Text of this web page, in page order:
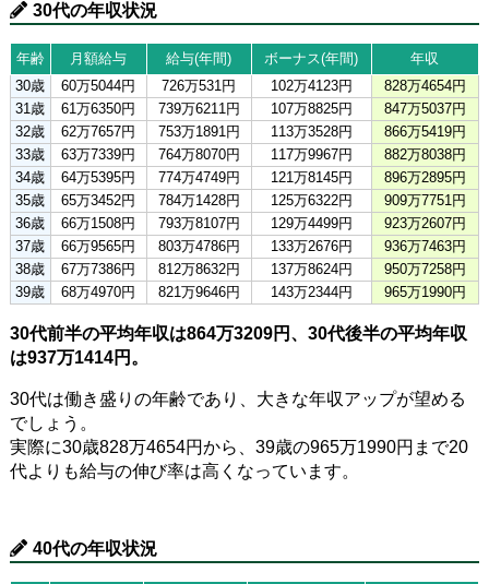
30代の年収状況
年齢 月額給与 給与(年間) ボーナス(年間)
年収
30歳
60万5044円 726万531円 102万4123円
828万4654円
31歳
61万6350円 739万6211円 107万8825円
847万5037円
32歳
62万7657円 753万1891円 113万3528円
866万5419円
33歳
63万7339円 764万8070円 117万9967円
882万8038円
34歳
64万5395円 774万4749円 121万8145円
896万2895円
35歳
65万3452円 784万1428円 125万6322円
909万7751円
36歳
66万1508円 793万8107円 129万4499円
923万2607円
37歳
66万9565円 803万4786円 133万2676円
936万7463円
38歳
67万7386円 812万8632円 137万8624円
950万7258円
39歳
68万4970円 821万9646円 143万2344円 965万1990円
30代前半の平均年収は864万3209円、30代後半の平均年収
は937万1414円。
30代は働き盛りの年齢であり、大きな年収アップが望める
でしょう。
実際に30歳828万4654円から、39歳の965万1990円まで20
代よりも給与の伸び率は高くなっています。
40代の年収状況